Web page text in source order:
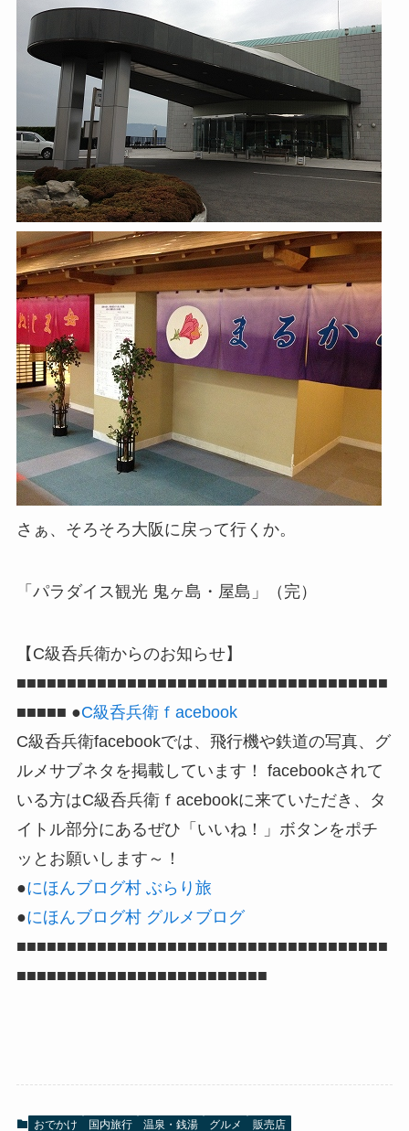
さぁ、そろそろ大阪に戻って行くか。
「パラダイス観光 鬼ヶ島・屋島」（完）
【C級呑兵衛からのお知らせ】
■■■■■■■■■■■■■■■■■■■■■■■■■■■■■■■■■■■■■
■■■■■ ●C級呑兵衛ｆacebook
C級呑兵衛facebookでは、飛行機や鉄道の写真、グ
ルメサブネタを掲載しています！ facebookされて
いる方はC級呑兵衛ｆacebookに来ていただき、タ
イトル部分にあるぜひ「いいね！」ボタンをポチ
ッとお願いします～！
●にほんブログ村 ぶらり旅
●にほんブログ村 グルメブログ
■■■■■■■■■■■■■■■■■■■■■■■■■■■■■■■■■■■■■
■■■■■■■■■■■■■■■■■■■■■■■■■
おでかけ 国内旅行 温泉・銭湯 グルメ 販売店